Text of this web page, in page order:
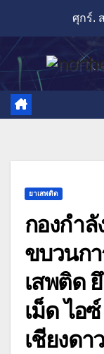
content
ศุกร์.
ยาเสพติด
กองกำลั
ขบวนก
เสพติด
เม็ด ไอ
เชียงดา